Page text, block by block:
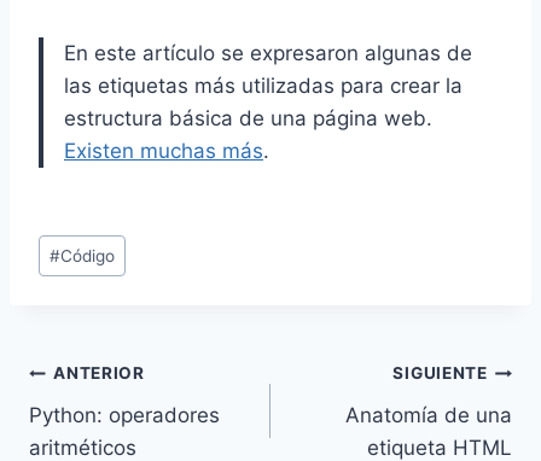
En este artículo se expresaron algunas de
las etiquetas más utilizadas para crear la
estructura básica de una página web.
Existen muchas más.
Etiquetas
de
#Código
Navegación
de
ANTERIOR
Python: operadores
aritméticos
SIGUIENTE
Anatomía de una
etiqueta HTML